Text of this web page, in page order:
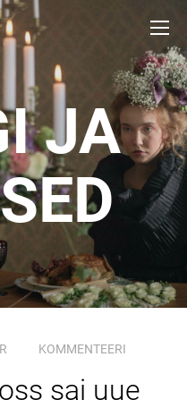
JA
KOMMENTEERI
sai uue